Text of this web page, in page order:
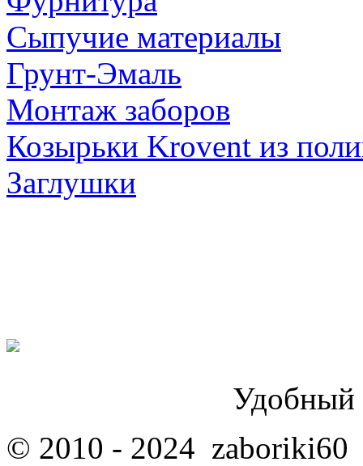
Сыпучие материалы
Грунт-Эмаль
Монтаж заборов
Козырьки Krovent из
Заглушки
Удобный
© 2010 - 2024 zaboriki60